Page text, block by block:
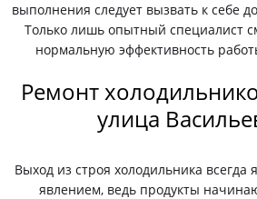
выполнения следует вызвать к себе
Только лишь опытный специалист
нормальную эффективность
Ремонт
улица
Выход из строя холодильника всегда
явлением, ведь продукты